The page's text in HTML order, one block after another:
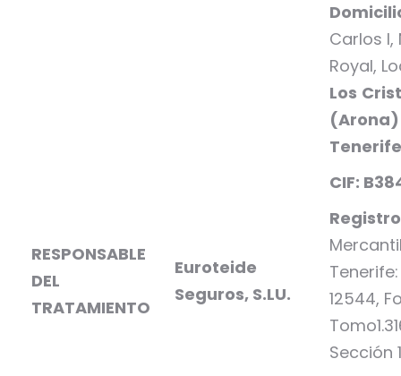
RESPONSABLE
DEL
TRATAMIENTO
Euroteide
Seguros, S.LU.
Carlos I,
Royal,
Los
(Arona)
CIF:
12544,
Sección